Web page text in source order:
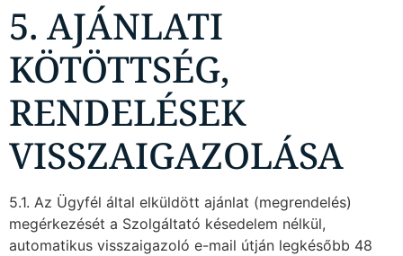
5. AJÁNLATI
KÖTÖTTSÉG,
RENDELÉSEK
VISSZAIGAZOLÁSA
5.1. Az Ügyfél által elküldött ajánlat (megrendelés)
megérkezését a Szolgáltató késedelem nélkül,
automatikus visszaigazoló e-mail útján legkésőbb 48